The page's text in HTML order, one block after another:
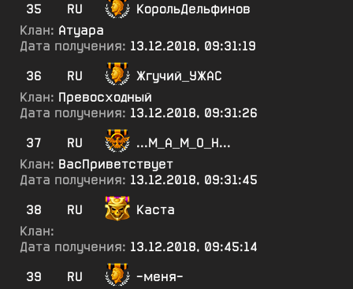
35
RU
КорольДельфинов
Клан: Атуара
Дата получения: 13.12.2018, 09:31:19
36
RU
Жгучий_УЖАС
Клан: Превосходный
Дата получения: 13.12.2018, 09:31:26
37
RU
...М_А_М_О_Н...
Клан: ВасПриветствует
Дата получения: 13.12.2018, 09:31:45
38
RU
Каста
Клан:
Дата получения: 13.12.2018, 09:45:14
39
RU
-меня-